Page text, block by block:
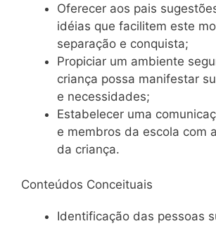
Oferecer aos pais
idéias que facilitem este
separação e conquista;
Propiciar um ambiente
criança possa manifestar
e necessidades;
Estabelecer uma
e membros da escola com
da criança.
Conteúdos Conceituais
Identificação das pessoas